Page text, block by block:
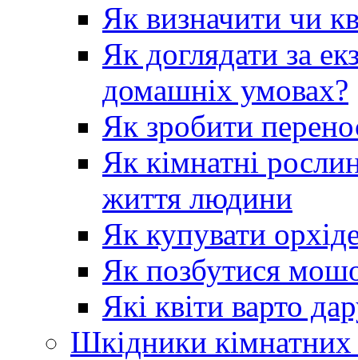
Як визначити чи
Як доглядати за
домашніх умовах?
Як зробити
Як кімнатні
життя людини
Як купувати
Як позбутися
Які квіти варто
Шкідники